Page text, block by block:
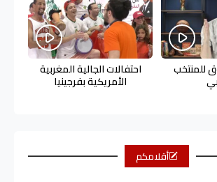
للمنتخب احتفالات الجالية المغربية
الأمريكية بفرجينيا
أقلامكم